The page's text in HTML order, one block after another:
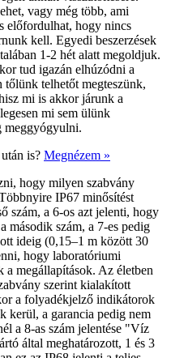
vagy még több, ami
előfordulhat, hogy nincs
kell. Egyedi beszerzések
1-2 hét alatt megoldjuk.
tud igazán elhúzódni a
tőlünk telhetőt megteszünk,
mi is akkor járunk a
mi sem ülünk
meggyógyulni.
is? Megnézem »
hogy milyen szabvány
IP67 minősítést
szám, a 6-os azt jelenti, hogy
második szám, a 7-es pedig
ideig (0,15–1 m között 30
hogy laboratóriumi
a megállapítások. Az életben
szerint kialakított
a folyadékjelző indikátorok
kerül, a garancia pedig nem
a 8-as szám jelentése "Víz
által meghatározott, 1 és 3